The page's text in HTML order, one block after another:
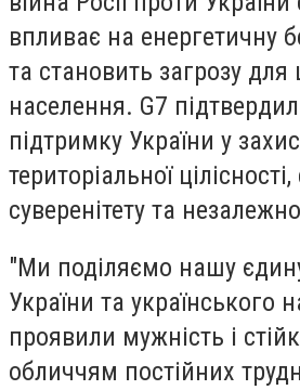
впливає на енергетичну
та становить загрозу для
населення. G7
підтримку України у
територіальної
суверенітету та
"Ми поділяємо нашу
України та українського
проявили мужність і
обличчям постійних